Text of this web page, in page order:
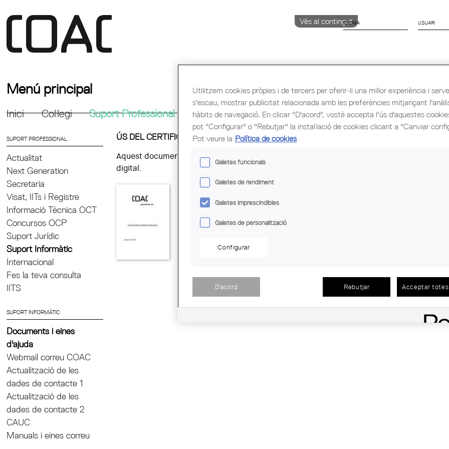
Vés al contingut
IDIOMA
Menú principal
Inici Col·legi Suport Professional Formació i Ocupació Cultura Congrés Mundial
SUPORT PROFESSIONAL
Actualitat
Next Generation
Secretaria
Visat, IITs i Registre
Informació Tècnica OCT
Concursos OCP
Suport Jurídic
Suport Informàtic
Internacional
Fes la teva consulta
IITS
SUPORT INFORMÀTIC
Documents i eines
d'ajuda
Webmail correu COAC
Actualització de les
dades de contacte 1
Actualització de les
dades de contacte 2
CAUC
Manuals i eines correu
ÚS DEL CERTIFICAT ELECTRÒNIC
Aquest document inclou informació i passos a seguir per a aprendre a instal·lar, utilitzar i
digital.
Utilitzem cookies pròpies i de tercers per oferir-li una millor experiència i
s'escau, mostrar publicitat relacionada amb les preferències mitjançant
hàbits de navegació. En clicar "D'acord", vostè accepta l'ús d'aquestes
pot "Configurar" o "Rebutjar" la instal·lació de cookies clicant a "Canviar
Pot veure la Política de cookies
Galetes funcionals
Galetes de rendiment
Galetes imprescindibles
Galetes de personalització
Configurar
D'acord Rebutjar Acceptar